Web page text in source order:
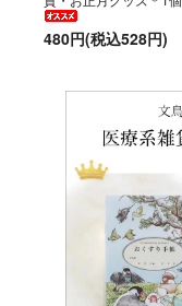
480円(税込528円)